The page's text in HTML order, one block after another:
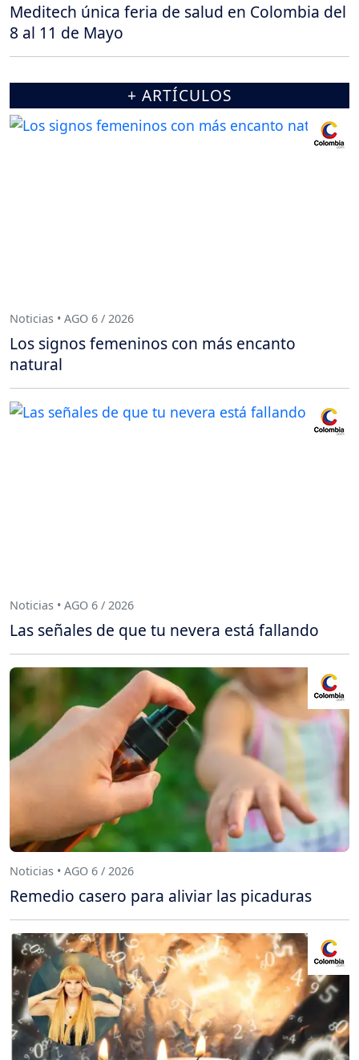
Meditech única feria de salud en Colombia del
8 al 11 de Mayo
+ ARTÍCULOS
Noticias • AGO 6 / 2026
Los signos femeninos con más encanto
natural
Noticias • AGO 6 / 2026
Las señales de que tu nevera está fallando
Noticias • AGO 6 / 2026
Remedio casero para aliviar las picaduras